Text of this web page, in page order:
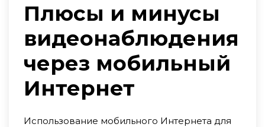
Плюсы и минусы
видеонаблюдения
через мобильный
Интернет
Использование мобильного Интернета для